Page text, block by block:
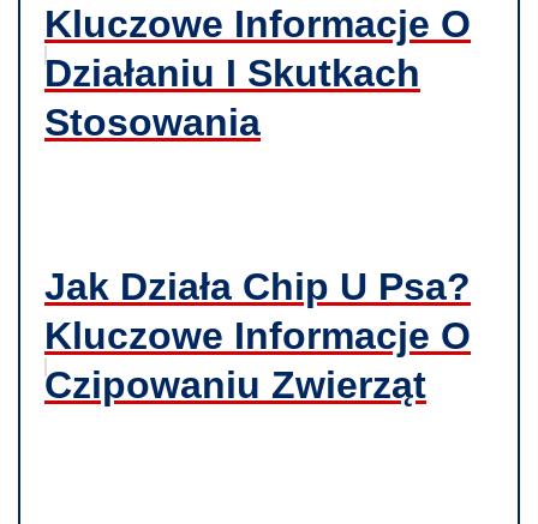
Kluczowe Informacje O
Działaniu I Skutkach
Stosowania
Jak Działa Chip U Psa?
Kluczowe Informacje O
Czipowaniu Zwierząt